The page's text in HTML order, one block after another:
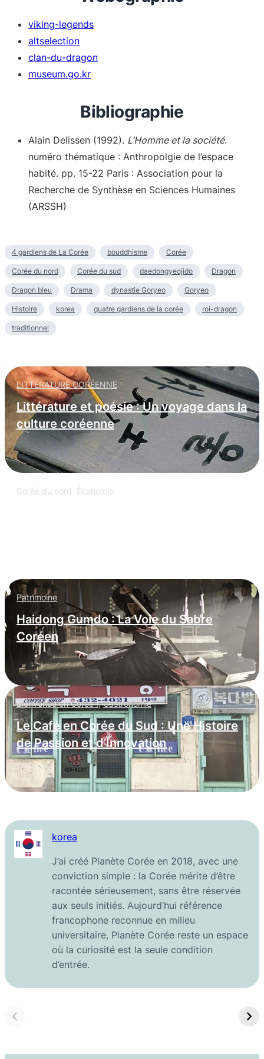
viking-legends
altselection
clan-du-dragon
museum.go.kr
Bibliographie
Alain Delissen (1992). L’Homme et la société.
numéro thématique : Anthropolgie de l’espace
habité. pp. 15-22 Paris : Association pour la
Recherche de Synthèse en Sciences Humaines
(ARSSH)
4 gardiens de La Corée bouddhisme Corée
Corée du nord Corée du sud daedongyeojido Dragon
Dragon bleu Drama dynastie Goryeo Goryeo
Histoire korea quatre gardiens de la corée roi-dragon
traditionnel
LITTÉRATURE CORÉENNE
Littérature et poésie : Un voyage dans la
culture coréenne
Corée du nord Économie
Patrimoine
Haidong Gumdo : La Voie du Sabre
Coréen
Bienvenue en Corée !,Gastronomie
Le Café en Corée du Sud : Une Histoire
de Passion et d’Innovation
korea
J’ai créé Planète Corée en 2018, avec une
conviction simple : la Corée mérite d’être
racontée sérieusement, sans être réservée
aux seuls initiés. Aujourd’hui référence
francophone reconnue en milieu
universitaire, Planète Corée reste un espace
où la curiosité est la seule condition
d’entrée.